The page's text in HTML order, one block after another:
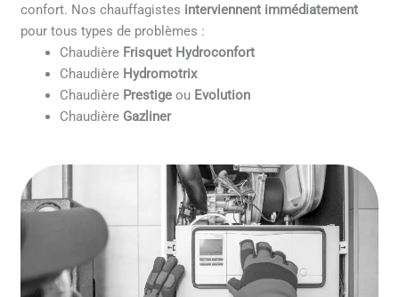
confort. Nos chauffagistes interviennent immédiatement
pour tous types de problèmes :
Chaudière Frisquet Hydroconfort
Chaudière Hydromotrix
Chaudière Prestige ou Evolution
Chaudière Gazliner